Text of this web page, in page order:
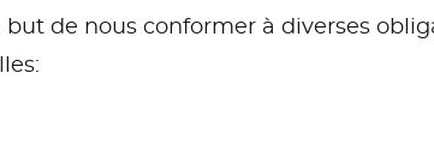
de nous conformer à diverses